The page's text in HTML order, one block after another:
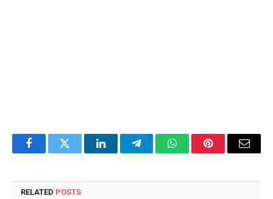
FacebookTwitter LinkedInTelegramWhatsAppPinterestEmail
RELATED POSTS